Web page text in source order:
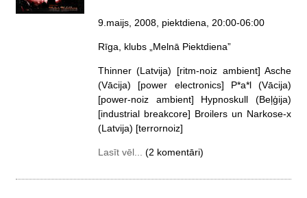
9.maijs, 2008, piektdiena , 20:00-06:00
Rīga, klubs „Melnā Piektdiena”
Thinner (Latvija) [ritm-noiz ambient] Asche
(Vācija) [power electronics] P*a*l (Vācija)
[power-noiz ambient] Hypnoskull (Beļģija)
[industrial breakcore] Broilers un Narkose-x
(Latvija) [terrornoiz]
Lasīt vēl... (2 komentāri)